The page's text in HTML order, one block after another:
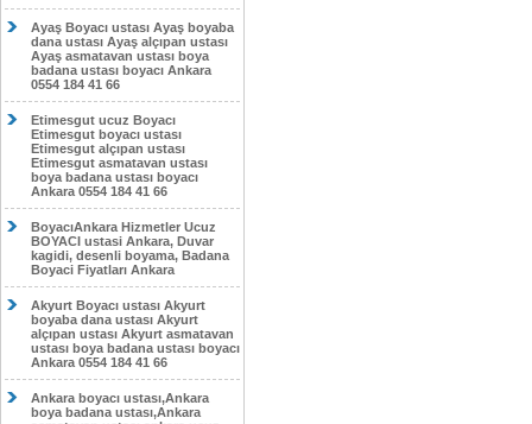
Ayaş Boyacı ustası Ayaş boyaba
dana ustası Ayaş alçıpan ustası
Ayaş asmatavan ustası boya
badana ustası boyacı Ankara
0554 184 41 66
Etimesgut ucuz Boyacı
Etimesgut boyacı ustası
Etimesgut alçıpan ustası
Etimesgut asmatavan ustası
boya badana ustası boyacı
Ankara 0554 184 41 66
BoyacıAnkara Hizmetler Ucuz
BOYACI ustasi Ankara, Duvar
kagidi, desenli boyama, Badana
Boyaci Fiyatları Ankara
Akyurt Boyacı ustası Akyurt
boyaba dana ustası Akyurt
alçıpan ustası Akyurt asmatavan
ustası boya badana ustası boyacı
Ankara 0554 184 41 66
Ankara boyacı ustası,Ankara
boya badana ustası,Ankara